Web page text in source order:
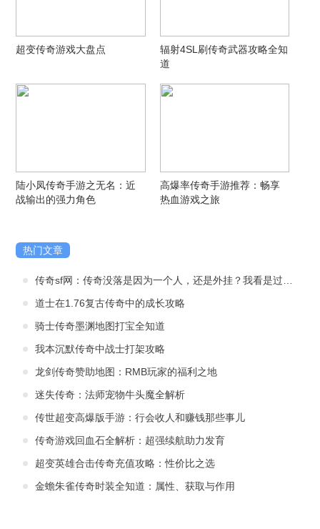
超变传奇游戏大盘点
辐射4SL刷传奇武器攻略全知
道
陆小凤传奇手游之无名：近
战输出的强力角色
高爆率传奇手游推荐：畅享
热血游戏之旅
热门文章
道士在1.76复古传奇中的成长攻略
骑士传奇墨渊地图打宝全知道
我本沉默传奇中战士打架攻略
龙剑传奇赞助地图：RMB玩家的福利之地
迷失传奇：法师宠物牛头魔全解析
传世超变高爆版手游：行会收人和赚钱那些事儿
传奇游戏回血石全解析：超强续航助力发育
超变英雄合击传奇充值攻略：性价比之选
金蟾朱雀传奇时装全知道：属性、获取与作用